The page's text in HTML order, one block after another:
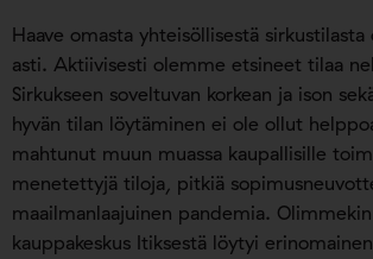
Haave omasta yhteisöllisestä
asti. Aktiivisesti olemme etsineet tilaa
Sirkukseen soveltuvan korkean ja ison
hyvän tilan löytäminen ei ole ollut
mahtunut muun muassa kaupallisille
menetettyjä tiloja, pitkiä
maailmanlaajuinen pandemia.
kauppakeskus Itiksestä löytyi